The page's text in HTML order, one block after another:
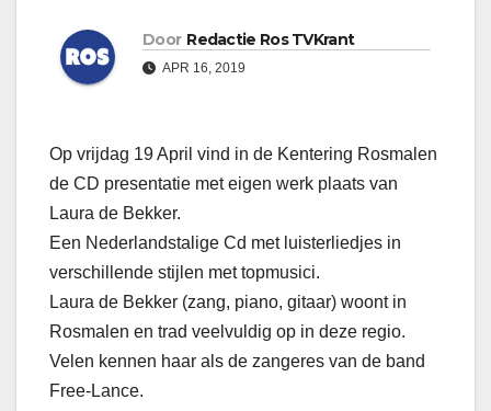
Door Redactie Ros TVKrant
APR 16, 2019
Op vrijdag 19 April vind in de Kentering Rosmalen
de CD presentatie met eigen werk plaats van
Laura de Bekker.
Een Nederlandstalige Cd met luisterliedjes in
verschillende stijlen met topmusici.
Laura de Bekker (zang, piano, gitaar) woont in
Rosmalen en trad veelvuldig op in deze regio.
Velen kennen haar als de zangeres van de band
Free-Lance.